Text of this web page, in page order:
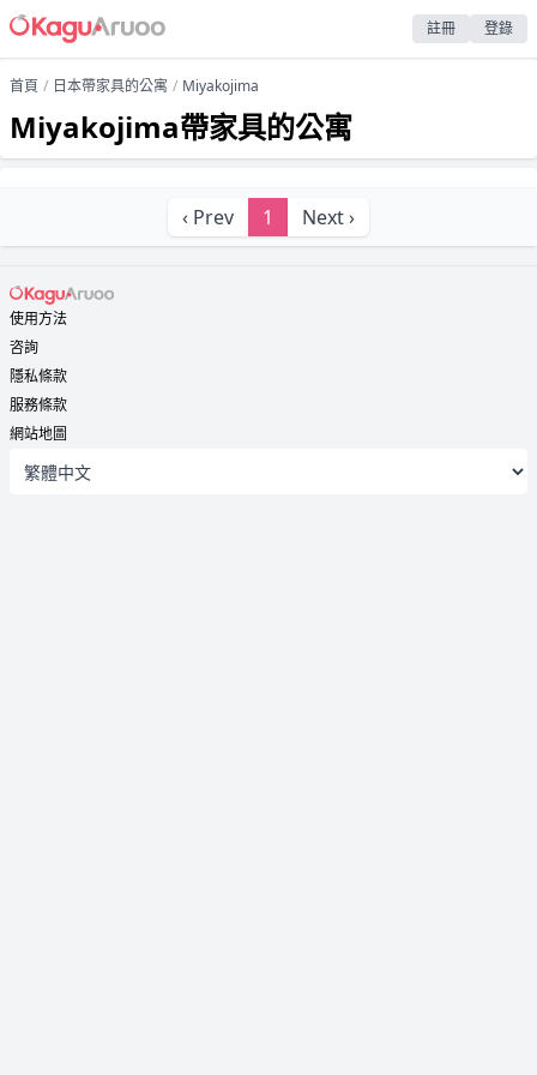
註冊 登錄
首頁 日本帶家具的公寓 Miyakojima
Miyakojima帶家具的公寓
‹ Prev 1 Next ›
使用方法
咨詢
隱私條款
服務條款
網站地圖